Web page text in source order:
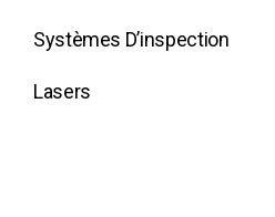
Systèmes D’inspection
Lasers